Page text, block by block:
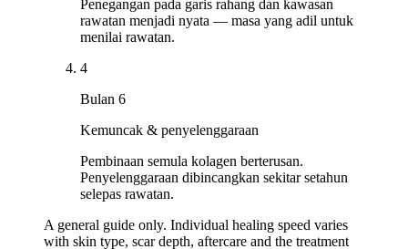
Penegangan pada garis rahang dan kawasan
rawatan menjadi nyata — masa yang adil untuk
menilai rawatan.
4
Bulan 6
Kemuncak & penyelenggaraan
Pembinaan semula kolagen berterusan.
Penyelenggaraan dibincangkan sekitar setahun
selepas rawatan.
A general guide only. Individual healing speed varies
with skin type, scar depth, aftercare and the treatment